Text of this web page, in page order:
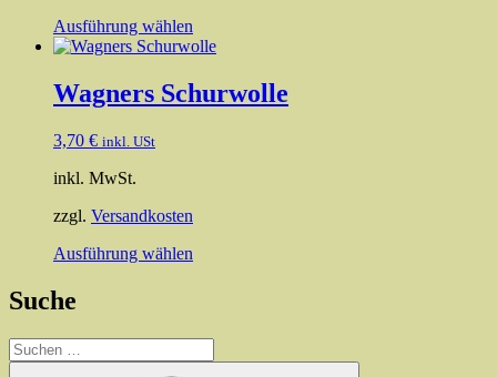
Ausführung wählen
Produkt
mehrere
Varianten
der
gewählt
Wagners Schurwolle
3,70 € inkl. USt
inkl. MwSt.
zzgl. Versandkosten
Ausführung wählen
Suche
Suchen
nach: